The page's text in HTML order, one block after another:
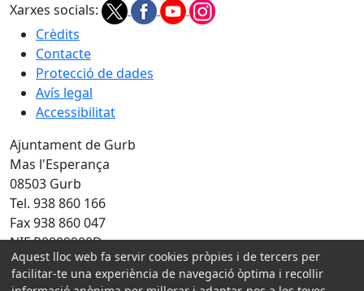
Xarxes socials:
Crèdits
Contacte
Protecció de dades
Avís legal
Accessibilitat
Ajuntament de Gurb
Mas l'Esperança
08503 Gurb
Tel. 938 860 166
Fax 938 860 047
NIF P0809900D
Amb la col·laboració de:
Aquest lloc web fa servir cookies pròpies i de tercers per
facilitar-te una experiència de navegació òptima i recollir